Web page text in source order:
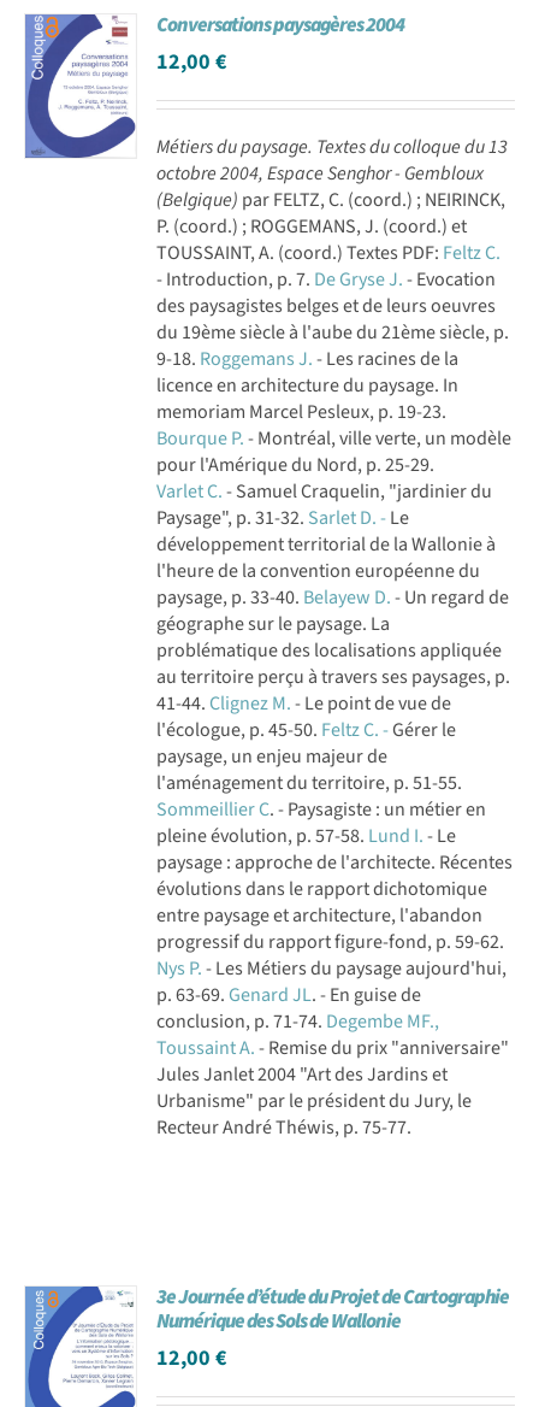
Achat en ligne
Panier WooCommerce
Conversations paysagères 2004
12,00€
Métiers du paysage. Textes du colloque du 13
octobre 2004, Espace Senghor - Gembloux
(Belgique) par FELTZ, C. (coord.) ; NEIRINCK,
P. (coord.) ; ROGGEMANS, J. (coord.) et
TOUSSAINT, A. (coord.) Textes PDF: Feltz C.
- Introduction, p. 7. De Gryse J.- Evocation
des paysagistes belges et de leurs oeuvres
du 19ème siècle à l'aube du 21ème siècle, p.
9-18. Roggemans J.- Les racines de la
licence en architecture du paysage. In
memoriam Marcel Pesleux, p. 19-23.
Bourque P.- Montréal, ville verte, un modèle
pour l'Amérique du Nord, p. 25-29.
Varlet C.- Samuel Craquelin, "jardinier du
Paysage", p. 31-32. Sarlet D. -Le
développement territorial de la Wallonie à
l'heure de la convention européenne du
paysage, p. 33-40. Belayew D.- Un regard de
géographe sur le paysage. La
problématique des localisations appliquée
au territoire perçu à travers ses paysages, p.
41-44.Clignez M.- Le point de vue de
l'écologue, p. 45-50. Feltz C. -Gérer le
paysage, un enjeu majeur de
l'aménagement du territoire, p. 51-55.
Sommeillier C. - Paysagiste : un métier en
pleine évolution, p. 57-58. Lund I.- Le
paysage : approche de l'architecte. Récentes
évolutions dans le rapport dichotomique
entre paysage et architecture, l'abandon
progressif du rapport figure-fond, p. 59-62.
Nys P.- Les Métiers du paysage aujourd'hui,
p. 63-69.Genard JL. - En guise de
conclusion, p. 71-74. Degembe MF.,
Toussaint A.- Remise du prix "anniversaire"
Jules Janlet 2004 "Art des Jardins et
Urbanisme" par le président du Jury, le
Recteur André Théwis, p. 75-77.
3e Journée d’étude du Projet de Cartographie
Numérique des Sols de Wallonie
12,00€